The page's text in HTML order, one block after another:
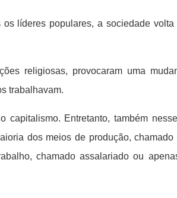
líderes populares, a sociedade
religiosas, provocaram uma
trabalhavam.
Entretanto, também
dos meios de produção, chamado
chamado assalariado ou